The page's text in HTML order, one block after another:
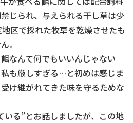
じられ、与えられる干し草は少
区で採れた牧草を乾燥させたも
。
なんて何でもいいんじゃない
も厳しすぎる…と初めは感じま
け継がれてきた味を守るためな
いる”とお話しましたが、この地